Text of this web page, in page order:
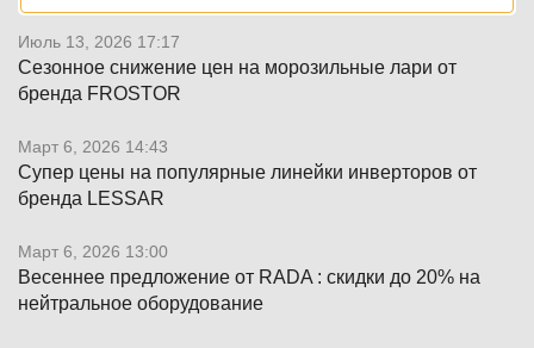
Июль 13, 2026 17:17
Сезонное снижение цен на морозильные лари от
бренда FROSTOR
Март 6, 2026 14:43
Супер цены на популярные линейки инверторов от
бренда LESSAR
Март 6, 2026 13:00
Весеннее предложение от RADA : скидки до 20% на
нейтральное оборудование